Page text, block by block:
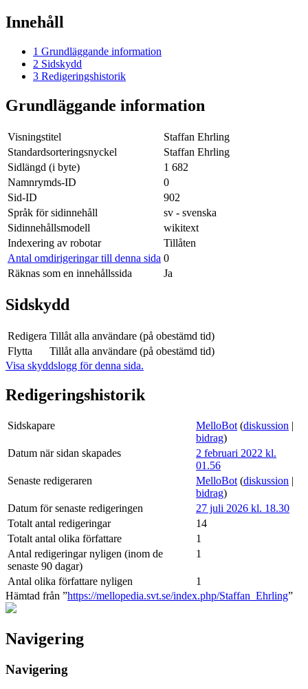
Innehåll
1 Grundläggande information
2 Sidskydd
3 Redigeringshistorik
Grundläggande information
Visningstitel
Staffan Ehrling
Standardsorteringsnyckel
Staffan Ehrling
Sidlängd (i byte)
1 682
Namnrymds-ID
0
Sid-ID
902
Språk för sidinnehåll
sv - svenska
Sidinnehållsmodell
wikitext
Indexering av robotar
Tillåten
Antal omdirigeringar till denna sida 0
Räknas som en innehållssida
Ja
Sidskydd
Redigera Tillåt alla användare (på obestämd tid)
Flytta
Tillåt alla användare (på obestämd tid)
Visa skyddslogg för denna sida.
Redigeringshistorik
Sidskapare MelloBot (diskussion |
bidrag)
Datum när sidan skapades
2 februari 2022 kl.
01.56
Senaste redigeraren
MelloBot (diskussion |
bidrag)
Datum för senaste redigeringen
27 juli 2026 kl. 18.30
Totalt antal redigeringar
14
Totalt antal olika författare
1
Antal redigeringar nyligen (inom de
senaste 90 dagar)
1
Antal olika författare nyligen
1
Hämtad från ”https://mellopedia.svt.se/index.php/Staffan_Ehrling”
Navigering
Navigering